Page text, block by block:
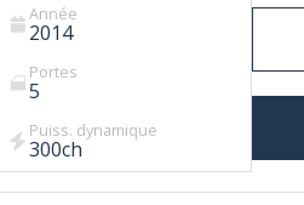
Année
2014
Portes
5
Puiss. dynamique
300ch